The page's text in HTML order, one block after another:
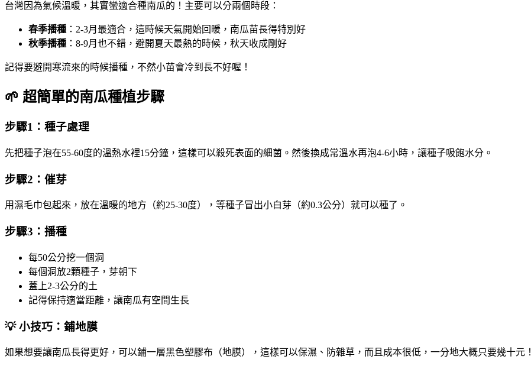
台灣因為氣候溫暖，其實蠻適合種南瓜的！主要可以分兩個時段：
春季播種 ：2-3月最適合，這時候天氣開始回暖，南瓜苗長得特別好
秋季播種 ：8-9月也不錯，避開夏天最熱的時候，秋天收成剛好
記得要避開寒流來的時候播種，不然小苗會冷到長不好喔！
🌱 超簡單的南瓜種植步驟
步驟1：種子處理
先把種子泡在55-60度的溫熱水裡15分鐘，這樣可以殺死表面的細菌。然後換成常溫水再泡4-6小時，讓種子吸飽水分。
步驟2：催芽
用濕毛巾包起來，放在溫暖的地方（約25-30度），等種子冒出小白芽（約0.3公分）就可以種了。
步驟3：播種
每50公分挖一個洞
每個洞放2顆種子，芽朝下
蓋上2-3公分的土
記得保持適當距離，讓南瓜有空間生長
💡 小技巧：鋪地膜
如果想要讓南瓜長得更好，可以鋪一層黑色塑膠布（地膜），這樣可以保濕、防雜草，而且成本很低，一分地大概只要幾十元！